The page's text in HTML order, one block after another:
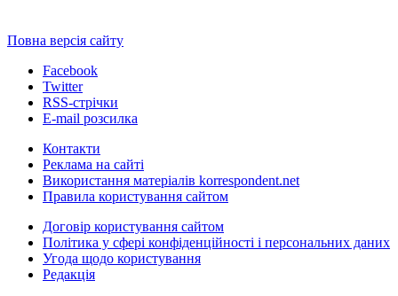
Повна версія сайту
Facebook
Twitter
RSS-стрічки
E-mail розсилка
Контакти
Реклама на сайті
Використання матеріалів korrespondent.net
Правила користування сайтом
Договір користування сайтом
Політика у сфері конфіденційності і персональних даних
Угода щодо користування
Редакція